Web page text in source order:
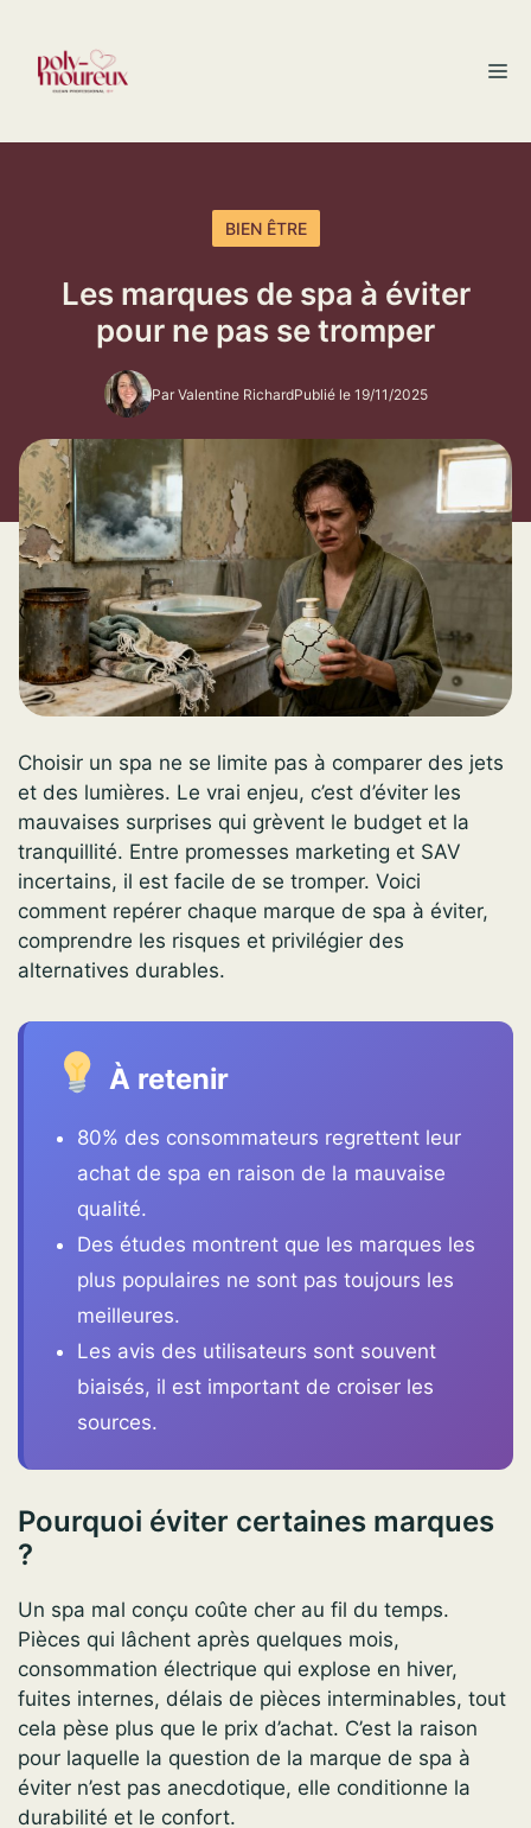
contenu
BIEN ÊTRE
Les marques de spa à éviter
pour ne pas se tromper
Par Valentine RichardPublié le 19/11/2025
Choisir un spa ne se limite pas à comparer des jets
et des lumières. Le vrai enjeu, c’est d’éviter les
mauvaises surprises qui grèvent le budget et la
tranquillité. Entre promesses marketing et SAV
incertains, il est facile de se tromper. Voici
comment repérer chaque marque de spa à éviter,
comprendre les risques et privilégier des
alternatives durables.
À retenir
80% des consommateurs regrettent leur
achat de spa en raison de la mauvaise
qualité.
Des études montrent que les marques les
plus populaires ne sont pas toujours les
meilleures.
Les avis des utilisateurs sont souvent
biaisés, il est important de croiser les
sources.
Pourquoi éviter certaines marques
?
Un spa mal conçu coûte cher au fil du temps.
Pièces qui lâchent après quelques mois,
consommation électrique qui explose en hiver,
fuites internes, délais de pièces interminables, tout
cela pèse plus que le prix d’achat. C’est la raison
pour laquelle la question de la marque de spa à
éviter n’est pas anecdotique, elle conditionne la
durabilité et le confort.